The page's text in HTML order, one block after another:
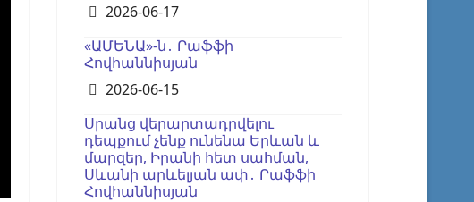
Details
2026-06-17
«ԱՄԵՆԱ»-ն․ Րաֆֆի
Հովհաննիսյան
Details
2026-06-15
Սրանց վերարտադրվելու
դեպքում չենք ունենա Երևան և
մարզեր, Իրանի հետ սահման,
Սևանի արևելյան ափ․ Րաֆֆի
Հովհաննիսյան